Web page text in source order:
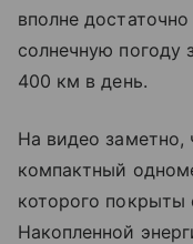
вполне
солнечную погоду
400 км в день.
На видео заметно,
компактный
которого покрыты
Накопленной